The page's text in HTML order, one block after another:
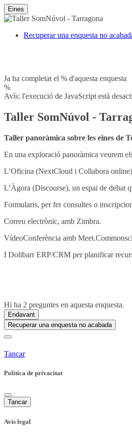
Eines
Recuperar una enquesta no
Ja ha completat el % d'aquesta enquesta
%
Avís: l'execució de JavaScript està
Taller SomNúvol -
Taller panoràmica sobre les eines de
En una exploració panoràmica veurem
L’Oficina (NextCloud i Collabora online)
L’Àgora (Discourse), un espai de debat
Formularis, per fer consultes o
Correu electrònic, amb Zimbra.
VídeoConferència amb
I Dolibarr ERP/CRM per planificar
Hi ha 2 preguntes en aquesta enquesta.
Endavant
Recuperar una enquesta no acabada
Tancar
Política de privacitat
Tancar
Avís legal